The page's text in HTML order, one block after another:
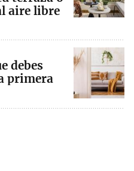
aire libre
debes
primera